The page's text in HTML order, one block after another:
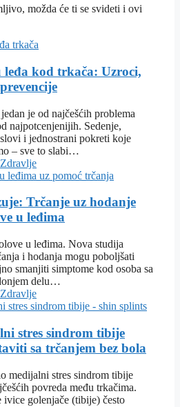
možda će ti se svideti i ovi
kod trkača: Uzroci,
je od najčešćih problema
najpotcenjenijih. Sedenje,
i jednostrani pokreti koje
– sve to slabi…
Zdravlje
Trčanje uz hodanje
u leđima
u leđima. Nova studija
i hodanja mogu poboljšati
smanjiti simptome kod osoba sa
delu…
Zdravlje
stres sindrom tibije
sa trčanjem bez bola
medijalni stres sindrom tibije
povreda među trkačima.
golenjače (tibije) često